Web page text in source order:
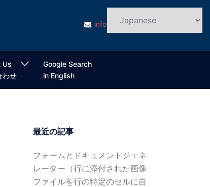
info@cloudsmart.jp
Us
わせ
Google Search
in English
最近の記事
フォームとドキュメントジェネ
レーター（行に添付された画像
ファイルを行の特定のセルに自